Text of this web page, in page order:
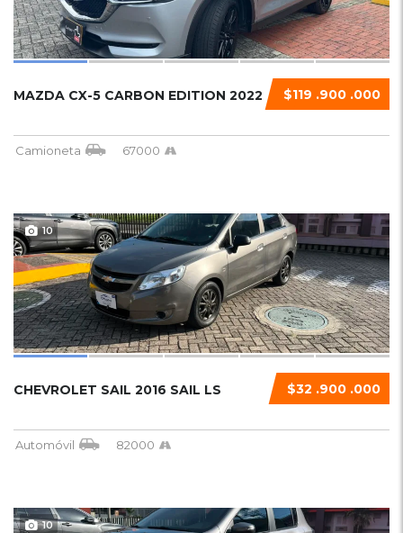
$119 .900 .000
MAZDA CX-5 CARBON EDITION 2022
Camioneta 67000
10
$32 .900 .000
CHEVROLET SAIL 2016 SAIL LS
Automóvil 82000
10